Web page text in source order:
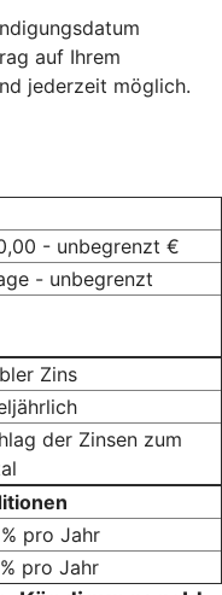
auf Ihrem
jederzeit möglich.
- unbegrenzt €
- unbegrenzt
Zins
der Zinsen zum
pro Jahr
pro Jahr